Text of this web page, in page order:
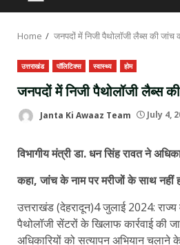
MENU
Home जनपदों में निजी पैथोलॉजी लैब्स की
उत्तराखंड पॉलिटिक्स स्वास्थ्य होम
जनपदों में निजी पैथोलॉजी लैब्स
Janta Ki Awaaz Team July 4,
विभागीय मंत्री डा. धन सिंह रावत ने
कहा, जांच के नाम पर मरीजों के साथ नहीं
उत्तराखंड (देहरादून)4 जुलाई 2024:
पैथोलॉजी सेंटरों के खिलाफ कार्रवाई की
अधिकारियों को सत्यापन अभियान चलाने